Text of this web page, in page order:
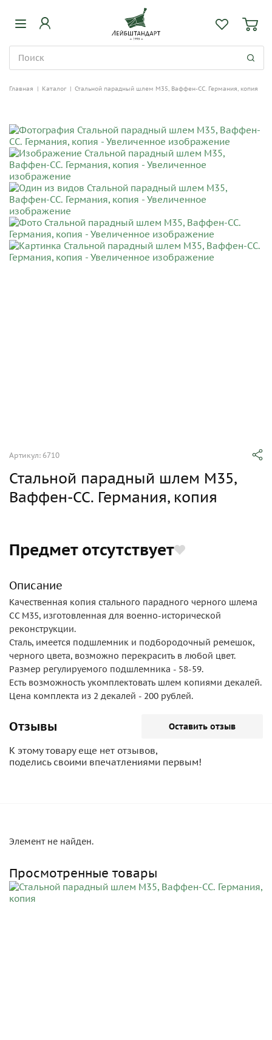
Главная | Каталог | Стальной парадный шлем М35, Ваффен-СС. Германия, копия
Артикул: 6710
Стальной парадный шлем М35,
Ваффен-СС. Германия, копия
Предмет отсутствует
Описание
Качественная копия стального парадного черного шлема
СС М35, изготовленная для военно-исторической
реконструкции.
Сталь, имеется подшлемник и подбородочный ремешок,
черного цвета, возможно перекрасить в любой цвет.
Размер регулируемого подшлемника - 58-59.
Есть возможность укомплектовать шлем копиями декалей.
Цена комплекта из 2 декалей - 200 рублей.
Отзывы Оставить отзыв
К этому товару еще нет отзывов,
поделись своими впечатлениями первым!
Элемент не найден.
Просмотренные товары